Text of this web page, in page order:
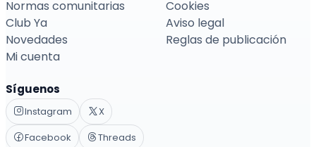
Normas comunitarias
Club Ya
Novedades
Mi cuenta
Cookies
Aviso legal
Reglas de publicación
Síguenos
Instagram
X
Facebook
Threads